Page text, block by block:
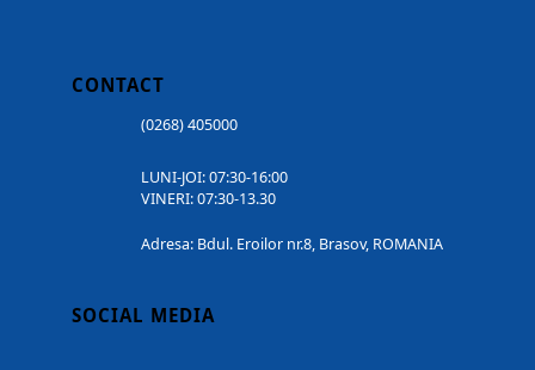
CONTACT
(0268) 405000
LUNI-JOI: 07:30-16:00
VINERI: 07:30-13.30
Adresa: Bdul. Eroilor nr.8, Brasov, ROMANIA
SOCIAL MEDIA